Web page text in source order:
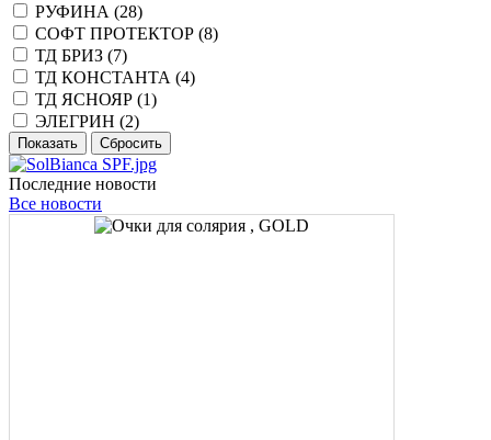
РУФИНА (28)
СОФТ ПРОТЕКТОР (8)
ТД БРИЗ (7)
ТД КОНСТАНТА (4)
ТД ЯСНОЯР (1)
ЭЛЕГРИН (2)
Последние новости
Все новости